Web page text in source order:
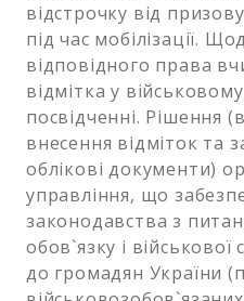
відстрочку від
під час мобілізації.
відповідного права
відмітка у
посвідченні. Рішення
внесення відміток та
облікові документи)
управління, що
законодавства з
обов`язку і
до громадян України